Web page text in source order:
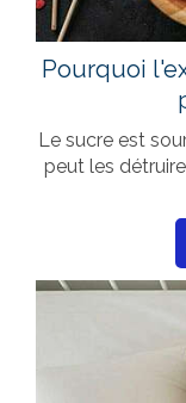
Pourquoi
Le sucre est
peut les